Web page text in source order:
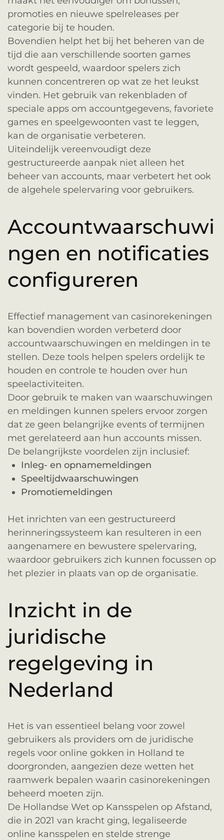
promoties en nieuwe spelreleases per
categorie bij te houden.
Bovendien helpt het bij het beheren van de
tijd die aan verschillende soorten games
wordt gespeeld, waardoor spelers zich
kunnen concentreren op wat ze het leukst
vinden. Het gebruik van rekenbladen of
speciale apps om accountgegevens, favoriete
games en speelgewoonten vast te leggen,
kan de organisatie verbeteren.
Uiteindelijk vereenvoudigt deze
gestructureerde aanpak niet alleen het
beheer van accounts, maar verbetert het ook
de algehele spelervaring voor gebruikers.
Accountwaarschuwi
ngen en notificaties
configureren
Effectief management van casinorekeningen
kan bovendien worden verbeterd door
accountwaarschuwingen en meldingen in te
stellen. Deze tools helpen spelers ordelijk te
houden en controle te houden over hun
speelactiviteiten.
Door gebruik te maken van waarschuwingen
en meldingen kunnen spelers ervoor zorgen
dat ze geen belangrijke events of termijnen
met gerelateerd aan hun accounts missen.
De belangrijkste voordelen zijn inclusief:
Inleg- en opnamemeldingen
Speeltijdwaarschuwingen
Promotiemeldingen
Het inrichten van een gestructureerd
herinneringssysteem kan resulteren in een
aangenamere en bewustere spelervaring,
waardoor gebruikers zich kunnen focussen op
het plezier in plaats van op de organisatie.
Inzicht in de
juridische
regelgeving in
Nederland
Het is van essentieel belang voor zowel
gebruikers als providers om de juridische
regels voor online gokken in Holland te
doorgronden, aangezien deze wetten het
raamwerk bepalen waarin casinorekeningen
beheerd moeten zijn.
De Hollandse Wet op Kansspelen op Afstand,
die in 2021 van kracht ging, legaliseerde
online kansspelen en stelde strenge